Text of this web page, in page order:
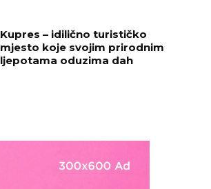
Kupres – idilično turističko
mjesto koje svojim prirodnim
ljepotama oduzima dah